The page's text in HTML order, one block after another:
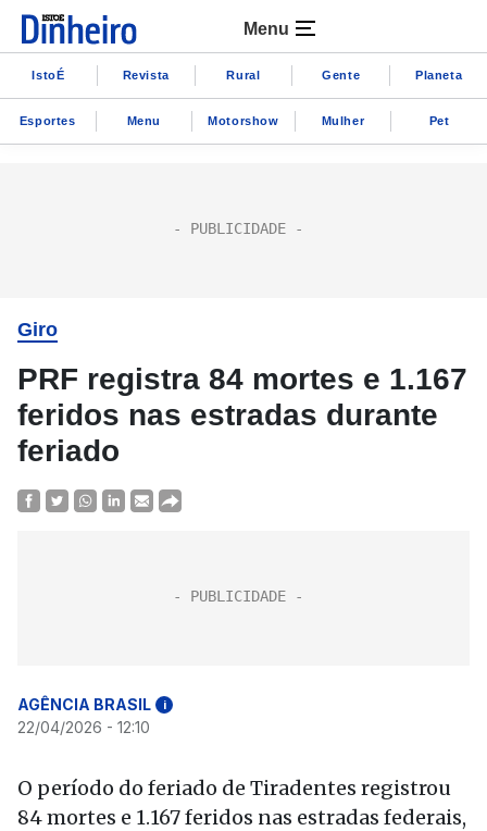
Menu
IstoÉ Revista Rural Gente Planeta
Esportes Menu Motorshow Mulher Pet
Giro
PRF registra 84 mortes e 1.167
feridos nas estradas durante
feriado
AGÊNCIA BRASIL i
22/04/2026 - 12:10
O período do feriado de Tiradentes registrou
84 mortes e 1.167 feridos nas estradas federais,